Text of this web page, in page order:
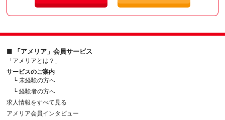
■ 「アメリア」会員サービス
「アメリアとは？」
サービスのご案内
└ 未経験の方へ
└ 経験者の方へ
求人情報をすべて見る
アメリア会員インタビュー